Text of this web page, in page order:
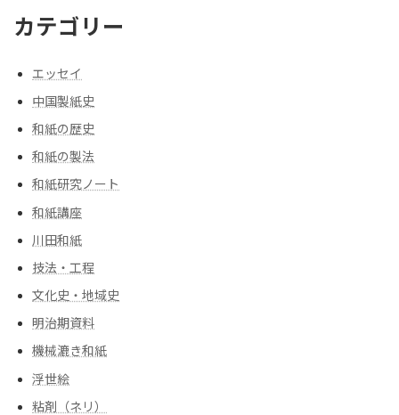
カテゴリー
エッセイ
中国製紙史
和紙の歴史
和紙の製法
和紙研究ノート
和紙講座
川田和紙
技法・工程
文化史・地域史
明治期資料
機械漉き和紙
浮世絵
粘剤（ネリ）